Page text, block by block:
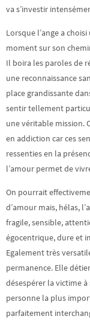
va s’investir
Lorsque l’ange a
moment sur son
Il boira les paroles de
une reconnaissance
place grandissante
sentir tellement
une véritable mission.
en addiction car ces
ressenties en la
l’amour permet de
On pourrait
d’amour mais, hélas,
fragile, sensible,
égocentrique, dure et
Egalement très
permanence. Elle
désespérer la victime
personne la plus
parfaitement